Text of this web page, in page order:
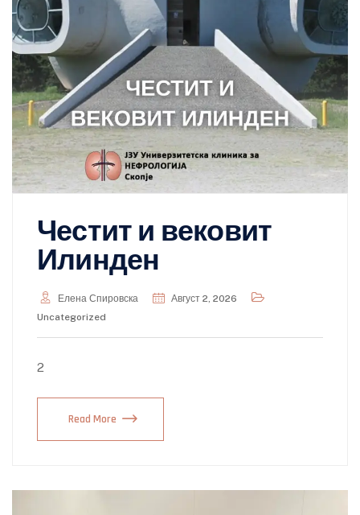
Честит и вековит
Илинден
Елена Спировска
Август 2, 2026
Uncategorized
2
Read More